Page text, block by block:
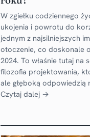
W zgiełku codziennego
ukojenia i powrotu do
jednym z najsilniejszych
otoczenie, co doskonale
2024. To właśnie tutaj na
filozofia projektowania,
ale głęboką
Czytaj dalej →